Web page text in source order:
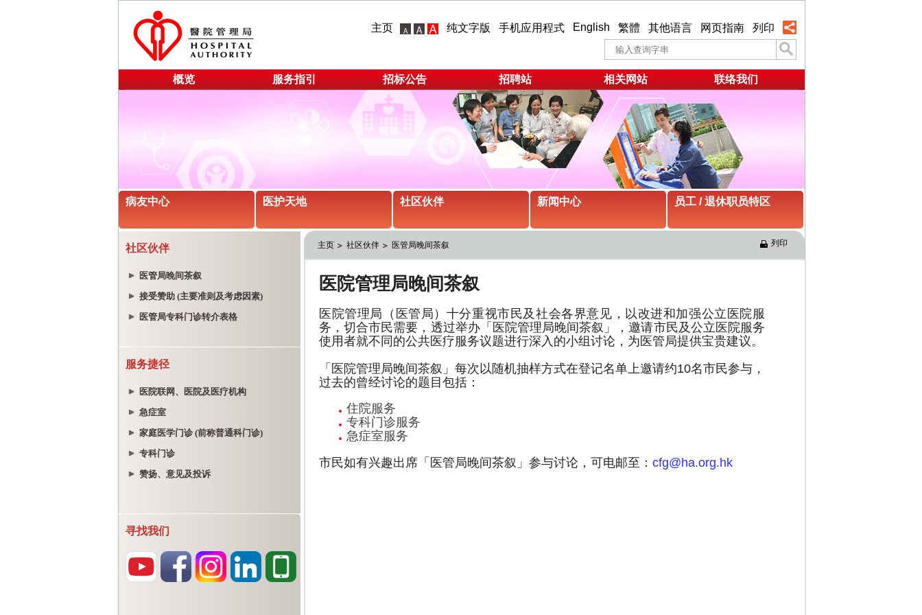
主页 纯文字版 手机应用程式 English 繁體 其他语言 网页指南 列印
概览 服务指引 招标公告 招聘站 相关网站 联络我们
病友中心 医护天地 社区伙伴 新闻中心 员工 / 退休职员特区
社区伙伴
医管局晚间茶叙
接受赞助 (主要准则及考虑因素)
医管局专科门诊转介表格
服务捷径
医院联网、医院及医疗机构
急症室
家庭医学门诊 (前称普通科门诊)
专科门诊
赞扬、意见及投诉
寻找我们
主页 社区伙伴 医管局晚间茶叙 列印